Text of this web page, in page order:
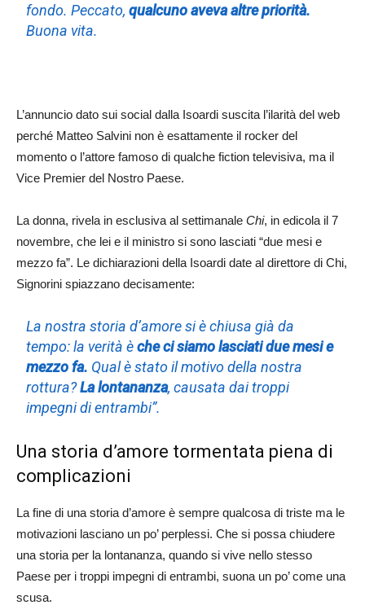
fondo. Peccato,qualcuno aveva altre priorità.
Buona vita.
L’annuncio dato sui social dalla Isoardi suscita l’ilarità del web
perché Matteo Salvini non è esattamente il rocker del
momento o l’attore famoso di qualche fiction televisiva, ma il
Vice Premier del Nostro Paese.
La donna, rivela in esclusiva al settimanale Chi, in edicola il 7
novembre, che lei e il ministro si sono lasciati “due mesi e
mezzo fa”. Le dichiarazioni della Isoardi date al direttore di Chi,
Signorini spiazzano decisamente:
La nostra storia d’amore si è chiusa già da
tempo: la verità èche ci siamo lasciati due mesi e
mezzo fa. Qual è stato il motivo della nostra
rottura?La lontananza, causata dai troppi
impegni di entrambi”.
Una storia d’amore tormentata piena di
complicazioni
La fine di una storia d’amore è sempre qualcosa di triste ma le
motivazioni lasciano un po’ perplessi. Che si possa chiudere
una storia per la lontananza, quando si vive nello stesso
Paese per i troppi impegni di entrambi, suona un po’ come una
scusa.